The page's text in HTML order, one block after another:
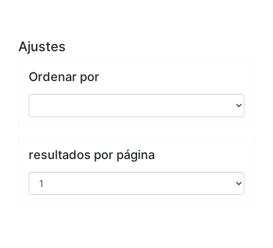
Ajustes
Ordenar por
resultados por página